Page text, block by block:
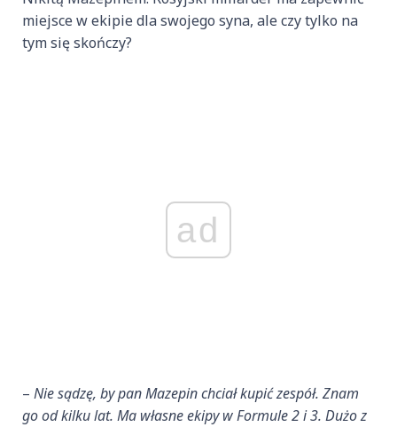
miejsce w ekipie dla swojego syna, ale czy tylko na
tym się skończy?
ad
– Nie sądzę, by pan Mazepin chciał kupić zespół. Znam
go od kilku lat. Ma własne ekipy w Formule 2 i 3. Dużo z